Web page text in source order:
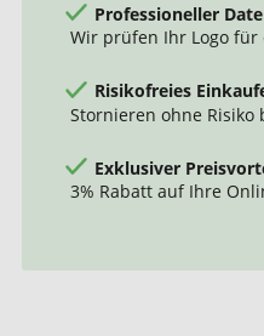
Professioneller
Wir prüfen Ihr Logo für
Risikofreies
Stornieren ohne Risiko
Exklusiver
3% Rabatt auf Ihre